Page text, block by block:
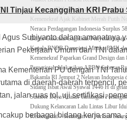
Kapuspen TNI : Media dan Pemangku
Kemenekraf Ajak Kabinet Merah Putih
Neraca Perdagangan Indonesia Surplus
Ditjen Gakkum Gagalkan
Kepala BNPB Dampingi Menko PMK
Kemenekraf Paparkan Grand Design
Pemerintah Alokasikan APBN Sebesar
Bakamla RI Jemput 2 Nelayan Indonesia
Sidang Isbat Awal Syawal 1446 H di
Sumber Daya Adalah Tantangan
Dukung Kelancaran Lalu Lintas Libur
Kemenekraf – Kemeninves Perkuat
Tinjau Kecanggihan KRI
Subiyanto dalam amanatnya
Pekerjaan Umum dan TNI
Kementerian PU dengan TNI
di daerah-daerah terpencil,
jalan ruas tol, uji sertifikasi,
berbagai bidang kerja